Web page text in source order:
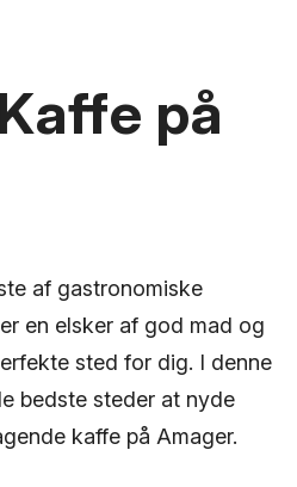
på
af gastronomiske
en elsker af god mad og
sted for dig. I denne
bedste steder at nyde
kaffe på Amager.